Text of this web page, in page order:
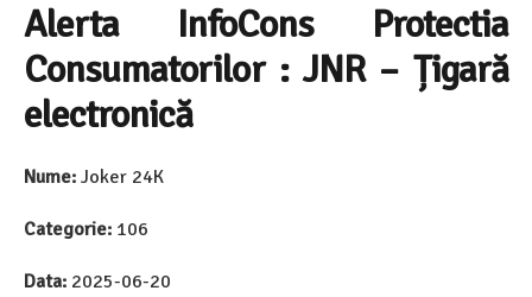
Alerta InfoCons Protectia
Consumatorilor : JNR – Țigară
electronică
Nume: Joker 24K
Categorie: 106
Data: 2025-06-20